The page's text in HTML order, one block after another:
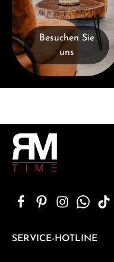
Besuchen Sie
uns
SERVICE-HOTLINE